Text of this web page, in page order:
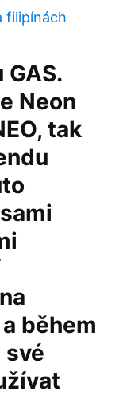
filipínách
Neon
tak
během
své